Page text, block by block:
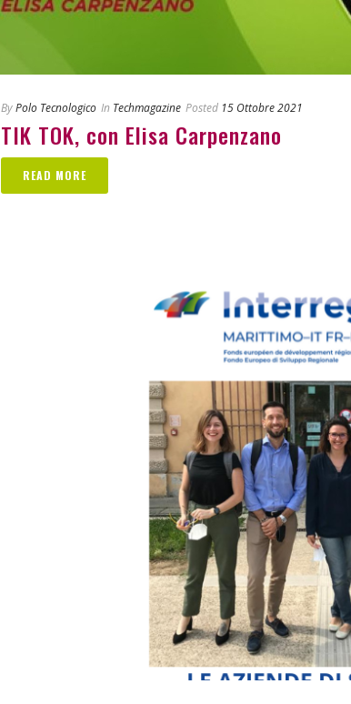
ByPolo Tecnologico In Techmagazine Posted 15 Ottobre 2021
TIK TOK, con Elisa Carpenzano
READ MORE